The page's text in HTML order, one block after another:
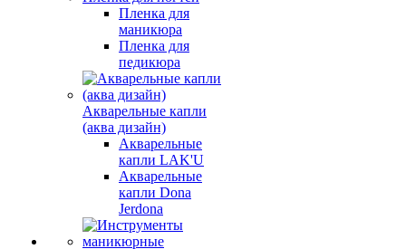
Пленка для
маникюра
Пленка для
педикюра
Акварельные капли
(аква дизайн)
Акварельные
капли LAK'U
Акварельные
капли Dona
Jerdona